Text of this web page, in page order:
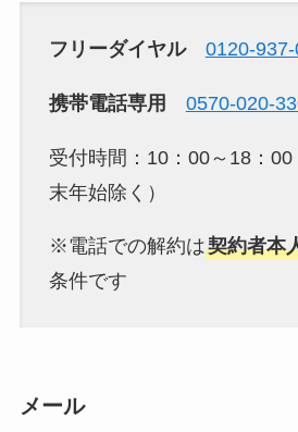
フリーダイヤル 0120-
携帯電話専用 0570-020-
受付時間：10：00～18：
末年始除く）
※電話での解約は契約者本
条件です
メール